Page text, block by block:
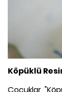
Köpüklü
Çocuklar,